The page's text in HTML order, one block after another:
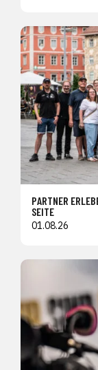
PARTNER
SEITE
01.08.26